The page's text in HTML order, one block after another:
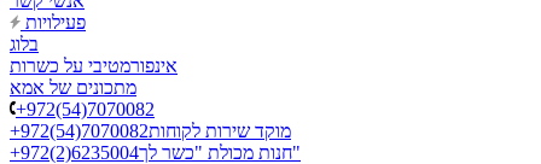
פעילויות
בלוג
אינפורמטיבי על כשרות
מתכונים של אמא
+972(54)7070082
+972(54)7070082מוקד שירות לקוחות
+972(2)6235004
חנות מכולת "כשר לך"